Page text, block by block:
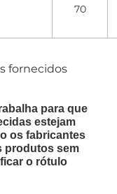
70
fornecidos
para que
estejam
os fabricantes
produtos sem
o rótulo